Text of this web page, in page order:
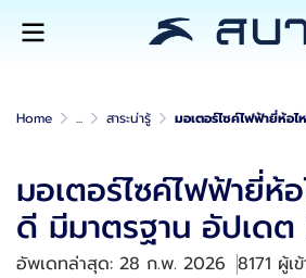
Home ... สาระน่ารู้ มอเตอร์ไซค์ไฟฟ้ายี่ห้อไหนดี
มอเตอร์ไซค์ไฟฟ้ายี่ห้
ดี มีมาตรฐาน อัปเด
อัพเดทล่าสุด: 28 ก.พ. 2026 8171 ผู้เ